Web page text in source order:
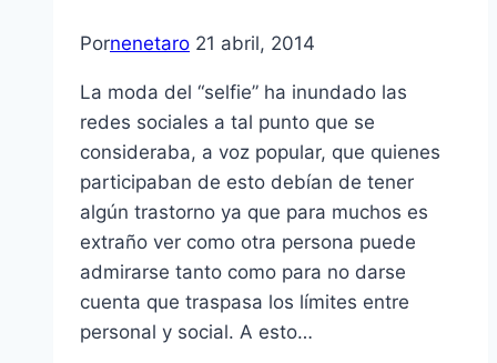
Pornenetaro 21 abril, 2014
La moda del “selfie” ha inundado las
redes sociales a tal punto que se
consideraba, a voz popular, que quienes
participaban de esto debían de tener
algún trastorno ya que para muchos es
extraño ver como otra persona puede
admirarse tanto como para no darse
cuenta que traspasa los límites entre
personal y social. A esto…